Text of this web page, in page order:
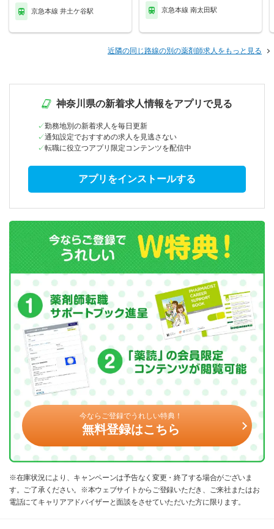
京急本線 井土ケ谷駅 京急本線 南太田駅
近隣の同じ路線の別の薬剤師求人をもっと見る
神奈川県の新着求人情報をアプリで見る
勤務地別の新着求人を毎日更新
通知設定でおすすめの求人を見逃さない
転職に役立つアプリ限定コンテンツを配信中
アプリをインストールする
今ならご登録でうれしい特典！
無料登録はこちら
※在庫状況により、キャンペーンは予告なく変更・終了する場合がございま
す。ご了承ください。※本ウェブサイトからご登録いただき、ご来社またはお
電話にてキャリアアドバイザーと面談をさせていただいた方に限ります。